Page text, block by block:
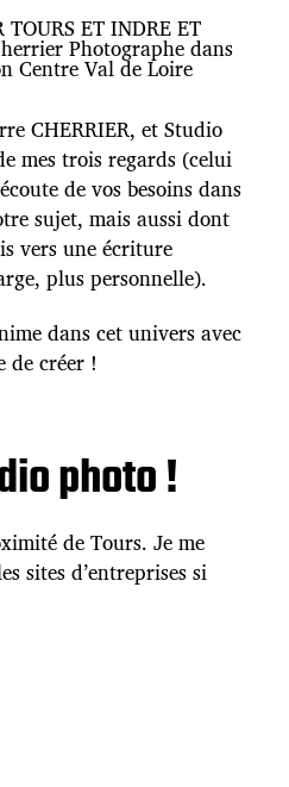
CHERRIER, et Studio
mes trois regards (celui
de vos besoins dans
sujet, mais aussi dont
vers une écriture
plus personnelle).
dans cet univers avec
de créer !
photo !
de Tours. Je me
sites d’entreprises si